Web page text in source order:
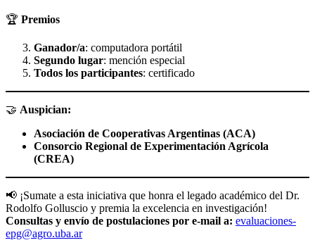
🏆 Premios
Ganador/a: computadora portátil
Segundo lugar: mención especial
Todos los participantes: certificado
🤝 Auspician:
Asociación de Cooperativas Argentinas (ACA)
Consorcio Regional de Experimentación Agrícola
(CREA)
📢 ¡Sumate a esta iniciativa que honra el legado académico del Dr.
Rodolfo Golluscio y premia la excelencia en investigación!
Consultas y envío de postulaciones por e-mail a: evaluaciones-
epg@agro.uba.ar